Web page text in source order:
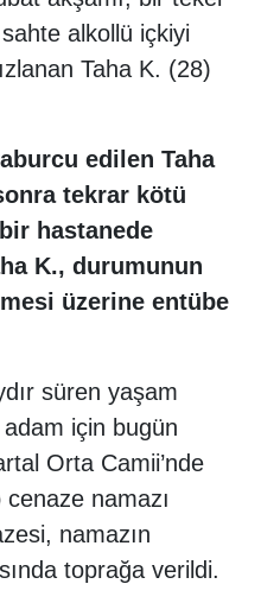
alkollü içkiyi
Taha K. (28)
edilen Taha
tekrar kötü
hastanede
K., durumunun
üzerine entübe
süren yaşam
için bugün
Orta Camii’nde
namazı
namazın
toprağa verildi.